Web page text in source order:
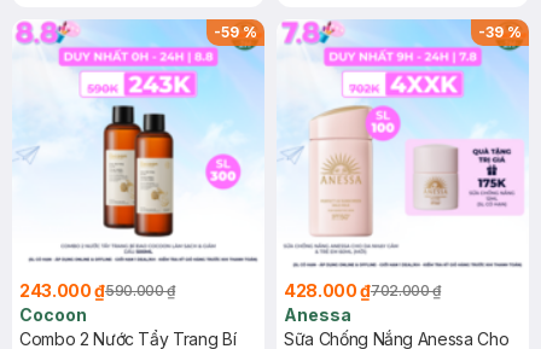
-59%
243.000 ₫590.000 ₫
Cocoon
Combo 2 Nước Tẩy Trang Bí
-39%
428.000 ₫702.000 ₫
Anessa
Sữa Chống Nắng Anessa Cho